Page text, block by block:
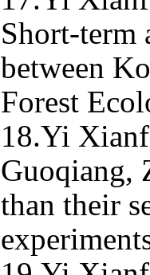
Short-term
between
Forest
18.Yi
Guoqiang,
than their